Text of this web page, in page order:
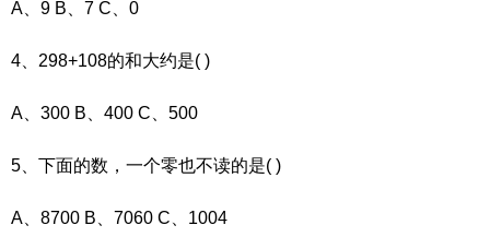
A、9 B、7 C、0
4、298+108的和大约是( )
A、300 B、400 C、500
5、下面的数，一个零也不读的是( )
A、8700 B、7060 C、1004